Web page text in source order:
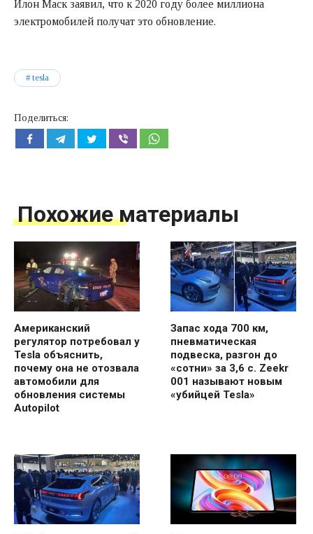
Илон Маск заявил, что к 2020 году более миллиона
электромобилей получат это обновление.
tesla
Поделиться:
Похожие материалы
Американский
регулятор потребовал у
Tesla объяснить,
почему она не отозвала
автомобили для
обновления системы
Autopilot
Запас хода 700 км,
пневматическая
подвеска, разгон до
«сотни» за 3,6 с. Zeekr
001 называют новым
«убийцей Tesla»